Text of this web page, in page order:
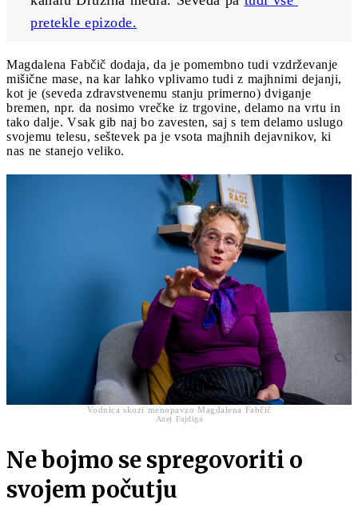
pretekle epizode.
Magdalena Fabčič dodaja, da je pomembno tudi vzdrževanje
mišične mase, na kar lahko vplivamo tudi z majhnimi dejanji,
kot je (seveda zdravstvenemu stanju primerno) dviganje
bremen, npr. da nosimo vrečke iz trgovine, delamo na vrtu in
tako dalje. Vsak gib naj bo zavesten, saj s tem delamo uslugo
svojemu telesu, seštevek pa je vsota majhnih dejavnikov, ki
nas ne stanejo veliko.
Vodnica skozi menopavzo Magdalena Fabčič
Anej Fajdiga
Ne bojmo se spregovoriti o
svojem počutju